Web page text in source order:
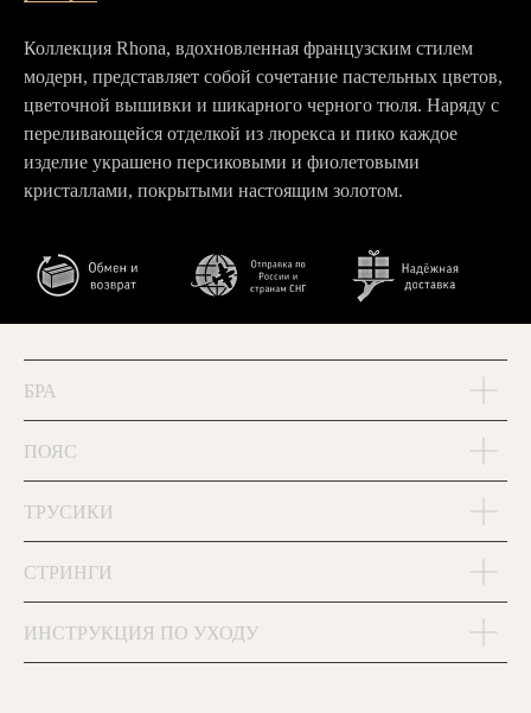
Коллекция Rhona, вдохновленная французским стилем
модерн, представляет собой сочетание пастельных цветов,
цветочной вышивки и шикарного черного тюля. Наряду с
переливающейся отделкой из люрекса и пико каждое
изделие украшено персиковыми и фиолетовыми
кристаллами, покрытыми настоящим золотом.
БРА
ПОЯС
ТРУСИКИ
СТРИНГИ
ИНСТРУКЦИЯ ПО УХОДУ